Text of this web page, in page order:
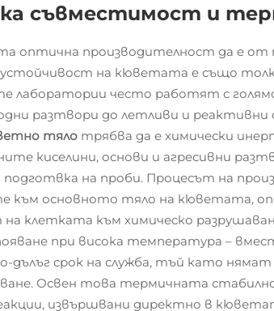
съвместимост и
оптична производителност да е от
на кюветата е също
лаборатории често работят с
разтвори до летливи и реактивни
тяло трябва да е химически
киселини, основи и агресивни
на проби. Процесът на
към основното тяло на кюветата,
клетката към химическо
при висока температура –
дълъг срок на служба, тъй като
Освен това термичната
извършвани директно в